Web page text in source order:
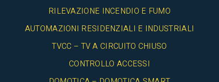
RILEVAZIONE INCENDIO E FUMO
AUTOMAZIONI RESIDENZIALI E INDUSTRIALI
TVCC – TV A CIRCUITO CHIUSO
CONTROLLO ACCESSI